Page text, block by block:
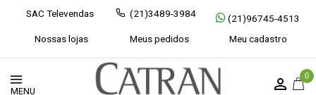
SAC Televendas (21)3489-3984
(21)96745-4513
Nossas lojas
Meus pedidos Meu cadastro
0